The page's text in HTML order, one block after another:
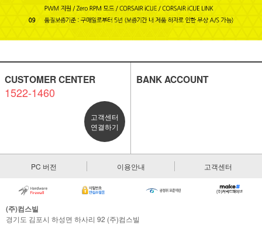
CUSTOMER CENTER
1522-1460
고객센터
연결하기
BANK ACCOUNT
PC 버전 이용안내 고객센터
(주)컴스빌
경기도 김포시 하성면 하사리 92 (주)컴스빌